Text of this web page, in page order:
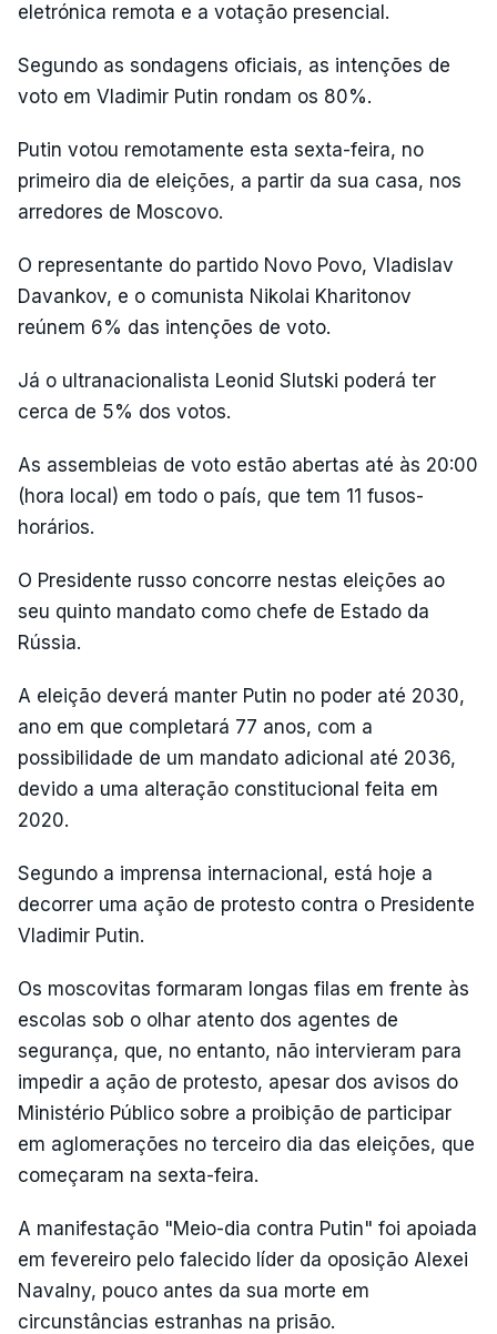
eletrónica remota e a votação presencial.
Segundo as sondagens oficiais, as intenções de
voto em Vladimir Putin rondam os 80%.
Putin votou remotamente esta sexta-feira, no
primeiro dia de eleições, a partir da sua casa, nos
arredores de Moscovo.
O representante do partido Novo Povo, Vladislav
Davankov, e o comunista Nikolai Kharitonov
reúnem 6% das intenções de voto.
Já o ultranacionalista Leonid Slutski poderá ter
cerca de 5% dos votos.
As assembleias de voto estão abertas até às 20:00
(hora local) em todo o país, que tem 11 fusos-
horários.
O Presidente russo concorre nestas eleições ao
seu quinto mandato como chefe de Estado da
Rússia.
A eleição deverá manter Putin no poder até 2030,
ano em que completará 77 anos, com a
possibilidade de um mandato adicional até 2036,
devido a uma alteração constitucional feita em
2020.
Segundo a imprensa internacional, está hoje a
decorrer uma ação de protesto contra o Presidente
Vladimir Putin.
Os moscovitas formaram longas filas em frente às
escolas sob o olhar atento dos agentes de
segurança, que, no entanto, não intervieram para
impedir a ação de protesto, apesar dos avisos do
Ministério Público sobre a proibição de participar
em aglomerações no terceiro dia das eleições, que
começaram na sexta-feira.
A manifestação "Meio-dia contra Putin" foi apoiada
em fevereiro pelo falecido líder da oposição Alexei
Navalny, pouco antes da sua morte em
circunstâncias estranhas na prisão.